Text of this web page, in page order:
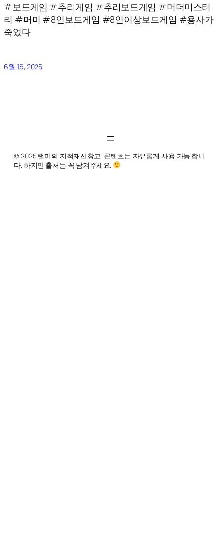
#보드게임 #추리게임 #추리보드게임 #머더미스터
리 #머미 #8인보드게임 #8인이상보드게임 #용사가
죽었다
6월 16, 2025
© 2025 탤미의 지적재산창고. 콘텐츠는 자유롭게 사용 가능 합니
다. 하지만 출처는 꼭 남겨주세요.